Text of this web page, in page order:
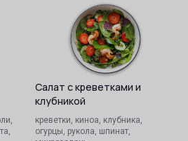
Салат с креветками и
клубникой
креветки, киноа, клубника,
огурцы, рукола, шпинат,